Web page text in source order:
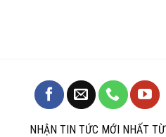
NHẬN TIN TỨC MỚI NHẤT TỪ